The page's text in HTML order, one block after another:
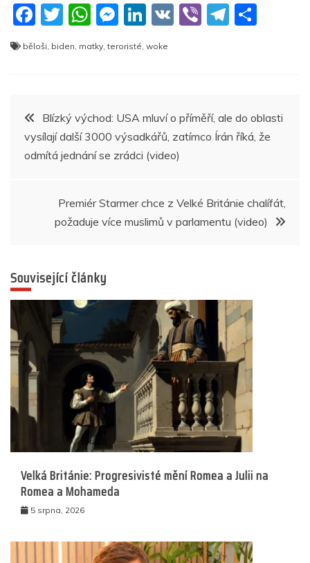
F
a
o
o
T
w
itt
W
h
at
p
p
M
e
g
er
Li
n
V
Vi T
m
běloši, biden, matky,teroristé, woke
Navigace
pro
Blízký východ: USA mluví o příměří, ale do oblasti
vysílají další 3000 výsadkářů, zatímco Írán říká, že
odmítá jednání se zrádci (video)
Premiér Starmer chce z Velké Británie chalífát,
požaduje více muslimů v parlamentu (video)
Související články
Velká Británie: Progresivisté mění Romea a Julii na
Romea a Mohameda
5 srpna, 2026